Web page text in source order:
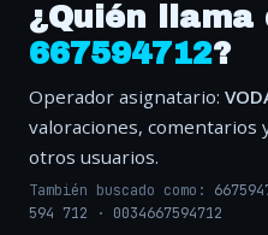
¿Quién llama
667594712?
Operador asignatario:
valoraciones, comentarios
otros usuarios.
También buscado como:
594 712 · 0034667594712